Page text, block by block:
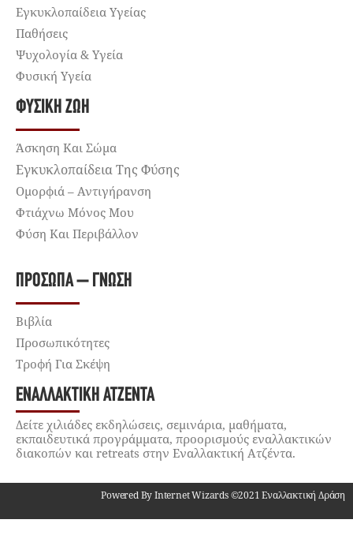
Εγκυκλοπαίδεια Υγείας
Παθήσεις
Ψυχολογία & Υγεία
Φυσική Υγεία
ΦΥΣΙΚΉ ΖΩΉ
Άσκηση Και Σώμα
Εγκυκλοπαίδεια Της Φύσης
Ομορφιά – Αντιγήρανση
Φτιάχνω Μόνος Μου
Φύση Και Περιβάλλον
ΠΡΌΣΩΠΑ – ΓΝΏΣΗ
Βιβλία
Προσωπικότητες
Τροφή Για Σκέψη
ΕΝΑΛΛΑΚΤΙΚΉ ΑΤΖΈΝΤΑ
Δείτε χιλιάδες εκδηλώσεις, σεμινάρια, μαθήματα,
εκπαιδευτικά προγράμματα, προορισμούς εναλλακτικών
διακοπών και retreats στην Εναλλακτική Ατζέντα.
Powered By Internet Wizards ©2021 Εναλλακτική Δράση